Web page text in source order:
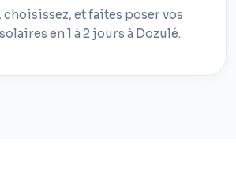
choisissez, et faites poser vos
en 1 à 2 jours à Dozulé.